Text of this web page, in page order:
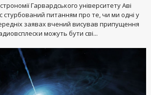
Гарвардського університету Аві
стурбований питанням про те, чи ми одні у
заявах вчений висував припущення
можуть бути сві...